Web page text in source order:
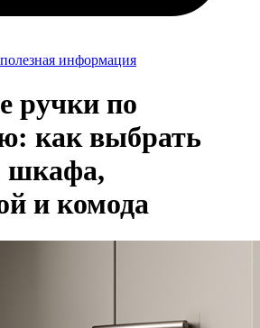
информация
ручки по
как выбрать
шкафа,
и комода